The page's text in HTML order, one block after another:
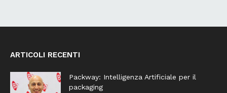
ARTICOLI RECENTI
Packway: Intelligenza Artificiale per il
packaging